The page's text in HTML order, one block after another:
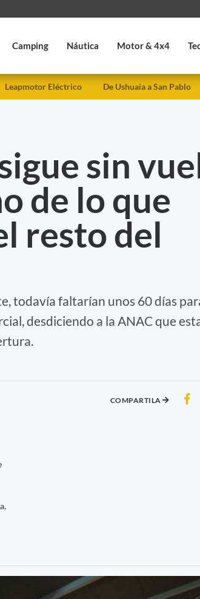
Camping Náutica Motor & 4x4
Leapmotor Eléctrico De Ushuaia a San Pablo
sin
de lo que
resto del
todavía faltarían unos 60 días
desdiciendo a la ANAC que
COMPARTILA